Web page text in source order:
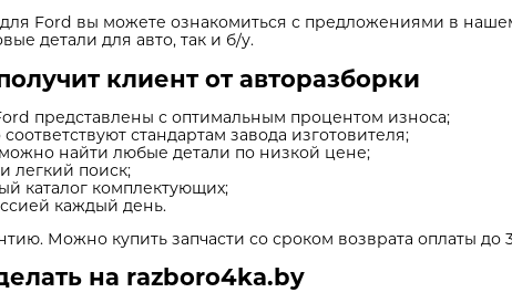
Ford вы можете ознакомиться с предложениями в
детали для авто, так и б/у.
клиент от авторазборки
представлены с оптимальным процентом износа;
стандартам завода изготовителя;
найти любые детали по низкой цене;
легкий поиск;
каталог комплектующих;
каждый день.
Можно купить запчасти со сроком возврата оплаты до
на razboro4ka.by